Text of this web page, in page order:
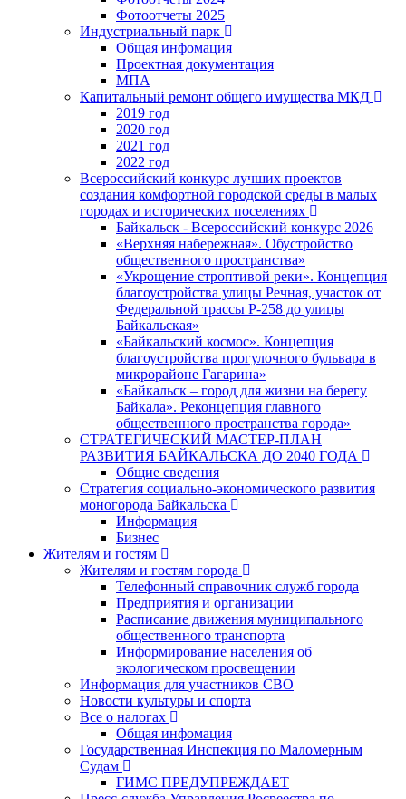
Фотоотчеты 2025
Индустриальный парк
Общая инфомация
Проектная документация
МПА
Капитальный ремонт общего имущества МКД
2019 год
2020 год
2021 год
2022 год
Всероссийский конкурс лучших проектов
создания комфортной городской среды в малых
городах и исторических поселениях
Байкальск - Всероссийский конкурс 2026
«Верхняя набережная». Обустройство
общественного пространства»
«Укрощение строптивой реки». Концепция
благоустройства улицы Речная, участок от
Федеральной трассы Р-258 до улицы
Байкальская»
«Байкальский космос». Концепция
благоустройства прогулочного бульвара в
микрорайоне Гагарина»
«Байкальск – город для жизни на берегу
Байкала». Реконцепция главного
общественного пространства города»
СТРАТЕГИЧЕСКИЙ МАСТЕР-ПЛАН
РАЗВИТИЯ БАЙКАЛЬСКА ДО 2040 ГОДА
Общие сведения
Стратегия социально-экономического развития
моногорода Байкальска
Информация
Бизнес
Жителям и гостям
Жителям и гостям города
Телефонный справочник служб города
Предприятия и организации
Расписание движения муниципального
общественного транспорта
Информирование населения об
экологическом просвещении
Информация для участников СВО
Новости культуры и спорта
Все о налогах
Общая инфомация
Государственная Инспекция по Маломерным
Судам
ГИМС ПРЕДУПРЕЖДАЕТ